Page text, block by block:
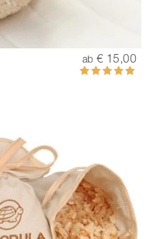
ab€ 15,00
Bewertung:
100%